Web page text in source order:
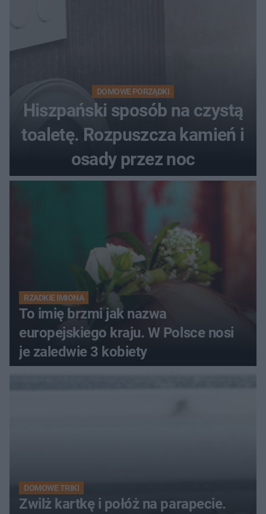
DOMOWE PORZĄDKI
Hiszpański sposób na czystą
toaletę. Rozpuszcza kamień i
osady przez noc
RZADKIE IMIONA
To imię brzmi jak nazwa
europejskiego kraju. W Polsce nosi
je zaledwie 3 kobiety
DOMOWE TRIKI
Zwilż kartkę i połóż na parapecie.